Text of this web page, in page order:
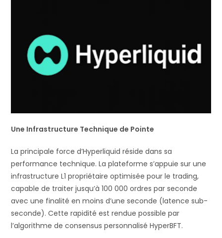
Une Infrastructure Technique de Pointe
La principale force d’Hyperliquid réside dans sa
performance technique. La plateforme s’appuie sur une
infrastructure L1 propriétaire optimisée pour le trading,
capable de traiter jusqu’à 100 000 ordres par seconde
avec une finalité en moins d’une seconde (latence sub-
seconde). Cette rapidité est rendue possible par
l’algorithme de consensus personnalisé HyperBFT.